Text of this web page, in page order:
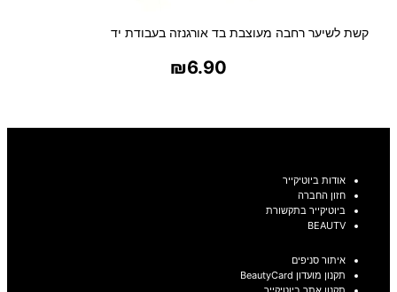
קשת לשיער רחבה מעוצבת בד אורגנזה בעבודת יד
₪6.90
אודות ביוטיקייר
חזון החברה
ביוטיקייר בתקשורת
BEAUTV
איתור סניפים
תקנון מועדון BeautyCard